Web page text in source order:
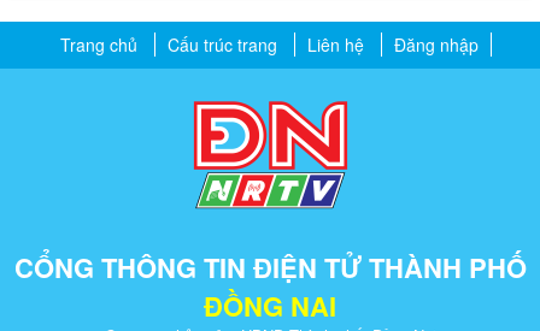
Trang chủ Cấu trúc trang Liên hệ Đăng nhập
CỔNG THÔNG TIN ĐIỆN TỬ THÀNH PHỐ
ĐỒNG NAI